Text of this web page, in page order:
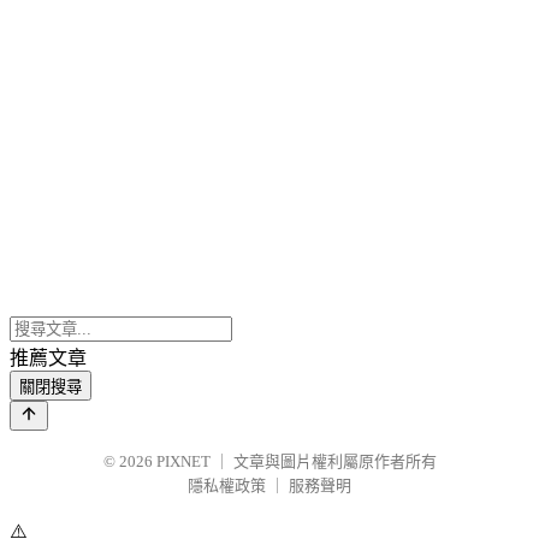
推薦文章
關閉搜尋
© 2026 PIXNET
文章與圖片權利屬原作者所有
隱私權政策
服務聲明
⚠️